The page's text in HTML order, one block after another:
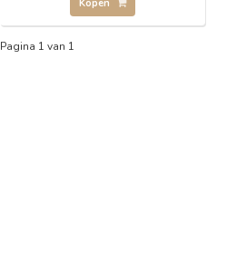
Kopen
Pagina 1 van 1